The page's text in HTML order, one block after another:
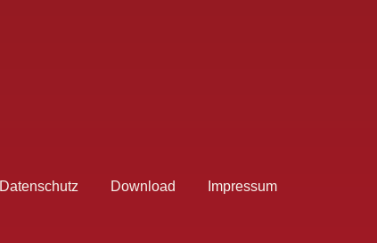
Datenschutz Download Impressum